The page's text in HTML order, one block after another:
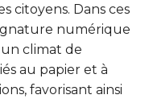
citoyens. Dans ces
numérique
climat de
au papier et à
favorisant ainsi